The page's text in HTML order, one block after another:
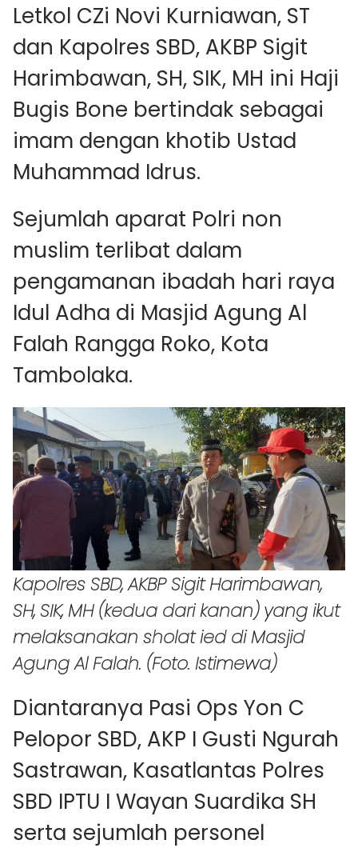
Letkol CZi Novi Kurniawan, ST
dan Kapolres SBD, AKBP Sigit
Harimbawan, SH, SIK, MH ini Haji
Bugis Bone bertindak sebagai
imam dengan khotib Ustad
Muhammad Idrus.
Sejumlah aparat Polri non
muslim terlibat dalam
pengamanan ibadah hari raya
Idul Adha di Masjid Agung Al
Falah Rangga Roko, Kota
Tambolaka.
Kapolres SBD, AKBP Sigit Harimbawan,
SH, SIK, MH (kedua dari kanan) yang ikut
melaksanakan sholat ied di Masjid
Agung Al Falah. (Foto. Istimewa)
Diantaranya Pasi Ops Yon C
Pelopor SBD, AKP I Gusti Ngurah
Sastrawan, Kasatlantas Polres
SBD IPTU I Wayan Suardika SH
serta sejumlah personel